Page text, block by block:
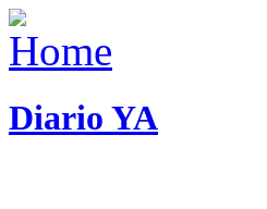
Diario YA